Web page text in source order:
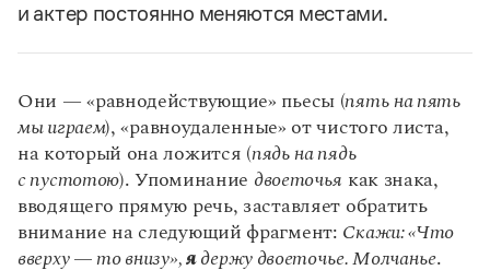
и актер постоянно меняются местами.
Они — «равнодействующие» пьесы (пять на пять
мы играем), «равноудаленные» от чистого листа,
на который она ложится (пядь на пядь
с пустотою). Упоминание двоеточья как знака,
вводящего прямую речь, заставляет обратить
внимание на следующий фрагмент: Скажи: «Что
вверху — то внизу», ядержу двоеточье. Молчанье.